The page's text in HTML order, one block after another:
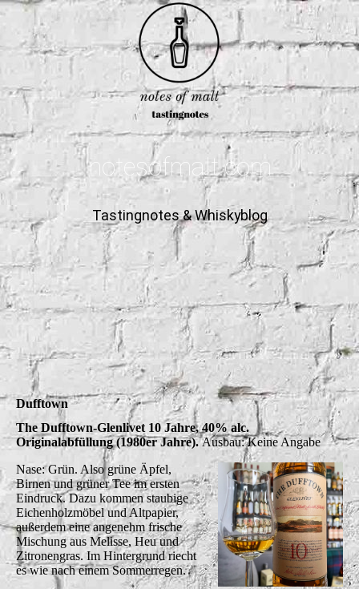
notesofmalt.com
Tastingnotes & Whiskyblog
Dufftown
The Dufftown-Glenlivet 10 Jahre, 40% alc.
Originalabfüllung (1980er Jahre).Ausbau: Keine Angabe
Nase: Grün. Also grüne Äpfel,
Birnen und grüner Tee im ersten
Eindruck. Dazu kommen staubige
Eichenholzmöbel und Altpapier,
außerdem eine angenehm frische
Mischung aus Melisse, Heu und
Zitronengras. Im Hintergrund riecht
es wie nach einem Sommerregen.